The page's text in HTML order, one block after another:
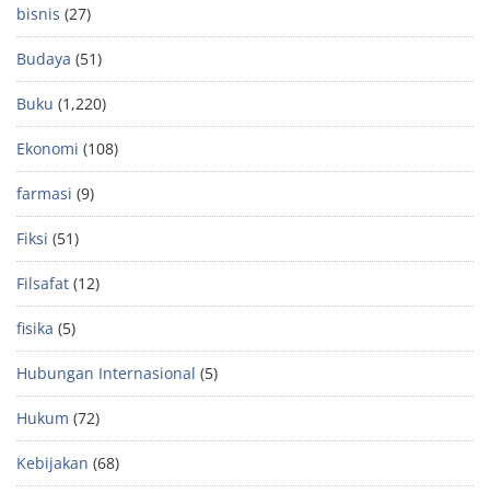
bisnis (27)
Budaya (51)
Buku (1,220)
Ekonomi (108)
farmasi (9)
Fiksi (51)
Filsafat (12)
fisika (5)
Hubungan Internasional (5)
Hukum (72)
Kebijakan (68)